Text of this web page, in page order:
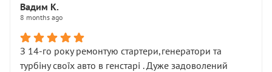
Вадим К.
8 months ago
З 14-го року ремонтую стартери,генератори та
турбіну своїх авто в генстарі . Дуже задоволений